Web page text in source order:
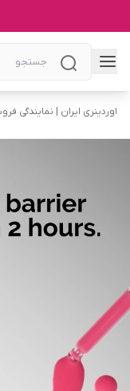
اوردینری ایران | نمایندگی